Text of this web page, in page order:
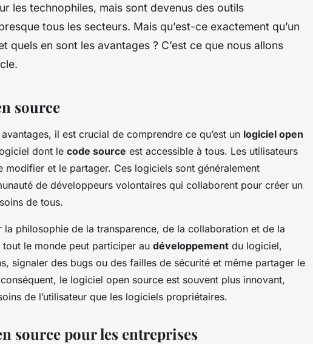
les technophiles, mais sont devenus des outils
tous les secteurs. Mais qu’est-ce exactement qu’un
quels en sont les avantages ? C’est ce que nous allons
source
il est crucial de comprendre ce qu’est un logiciel open
dont le code source est accessible à tous. Les utilisateurs
modifier et le partager. Ces logiciels sont généralement
de développeurs volontaires qui collaborent pour créer un
de tous.
la philosophie de la transparence, de la collaboration et de la
le monde peut participer au développement du logiciel,
signaler des bugs ou des failles de sécurité et même partager le
le logiciel open source est souvent plus innovant,
de l’utilisateur que les logiciels propriétaires.
source pour les entreprises